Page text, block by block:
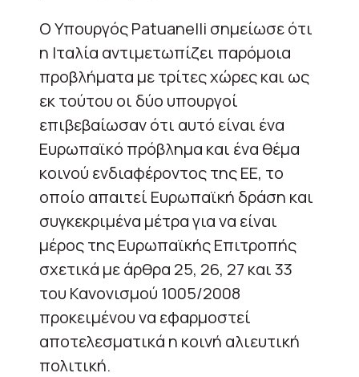
Ο Υπουργός Patuanelli σημείωσε ότι
η Ιταλία αντιμετωπίζει παρόμοια
προβλήματα με τρίτες χώρες και ως
εκ τούτου οι δύο υπουργοί
επιβεβαίωσαν ότι αυτό είναι ένα
Ευρωπαϊκό πρόβλημα και ένα θέμα
κοινού ενδιαφέροντος της ΕΕ, το
οποίο απαιτεί Ευρωπαϊκή δράση και
συγκεκριμένα μέτρα για να είναι
μέρος της Ευρωπαϊκής Επιτροπής
σχετικά με άρθρα 25, 26, 27 και 33
του Κανονισμού 1005/2008
προκειμένου να εφαρμοστεί
αποτελεσματικά η κοινή αλιευτική
πολιτική.